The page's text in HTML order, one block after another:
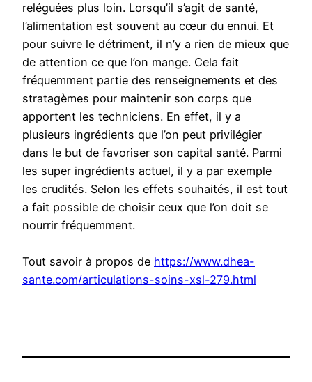
reléguées plus loin. Lorsqu’il s’agit de santé,
l’alimentation est souvent au cœur du ennui. Et
pour suivre le détriment, il n’y a rien de mieux que
de attention ce que l’on mange. Cela fait
fréquemment partie des renseignements et des
stratagèmes pour maintenir son corps que
apportent les techniciens. En effet, il y a
plusieurs ingrédients que l’on peut privilégier
dans le but de favoriser son capital santé. Parmi
les super ingrédients actuel, il y a par exemple
les crudités. Selon les effets souhaités, il est tout
a fait possible de choisir ceux que l’on doit se
nourrir fréquemment.
Tout savoir à propos de https://www.dhea-
sante.com/articulations-soins-xsl-279.html